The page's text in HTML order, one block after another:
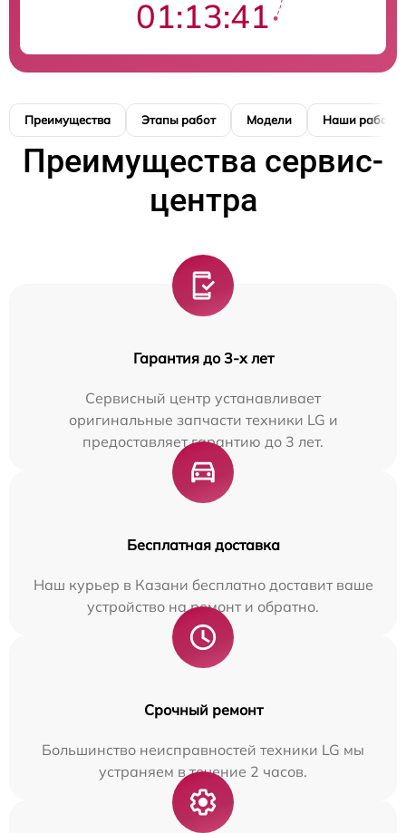
01:13:41
Преимущества Этапы работ Модели Наши работы
Преимущества сервис-
центра
Гарантия до 3-х лет
Сервисный центр устанавливает
оригинальные запчасти техники LG и
предоставляет гарантию до 3 лет.
Бесплатная доставка
Наш курьер в Казани бесплатно доставит ваше
устройство на ремонт и обратно.
Срочный ремонт
Большинство неисправностей техники LG мы
устраняем в течение 2 часов.